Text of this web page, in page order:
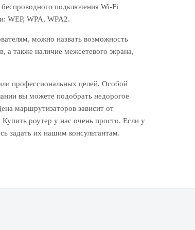
подключения Wi-Fi
WEP, WPA, WPA2.
можно назвать возможность
а также наличие межсетевого экрана,
профессиональных целей. Особой
вы можете подобрать недорогое
маршрутизаторов зависит от
роутер у нас очень просто. Если у
задать их нашим консультантам.